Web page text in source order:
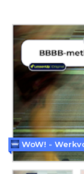
WoW! -